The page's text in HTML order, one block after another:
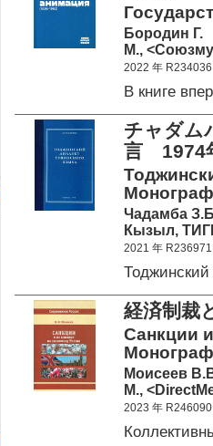
Бородин Г.
М.,
2022 年 R234036
В книге
チャダム
言 1974
Чадамба
Кызыл,
2021 年 R236971
Тоджинский
経済制裁
Санкции
Моисеев
М.,
2023 年 R246090